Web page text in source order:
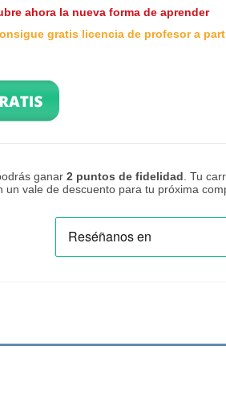
ahora la nueva forma de aprender
gratis licencia de profesor a
ganar 2 puntos de fidelidad . Tu
un vale de descuento para tu próxima